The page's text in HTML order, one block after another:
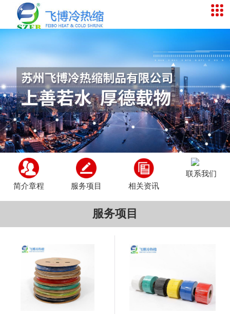
简介章程 服务项目 相关资讯
联系我们
服务项目